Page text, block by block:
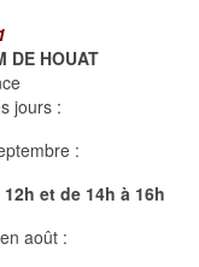
DE HOUAT
jours :
:
et de 14h à 16h
août :